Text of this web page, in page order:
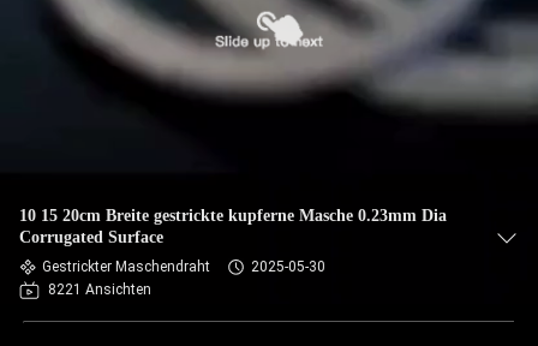
10 15 20cm Breite gestrickte kupferne Masche 0.23mm Dia
Corrugated Surface
Gestrickter Maschendraht
2025-05-30
8221 Ansichten